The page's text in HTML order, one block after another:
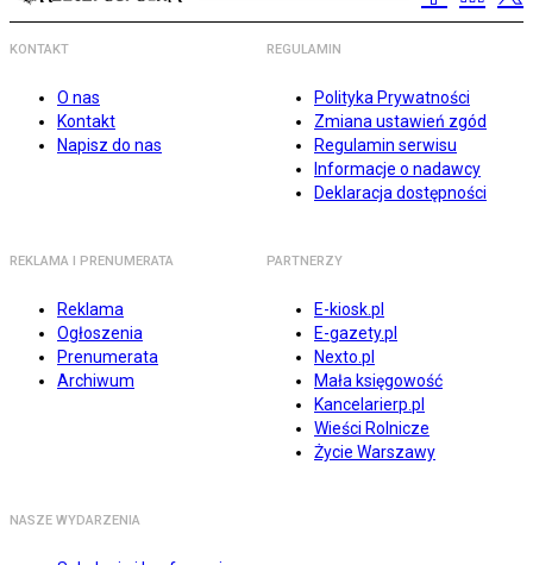
KONTAKT
O nas
Kontakt
Napisz do nas
REGULAMIN
Polityka Prywatności
Zmiana ustawień zgód
Regulamin serwisu
Informacje o nadawcy
Deklaracja dostępności
REKLAMA I PRENUMERATA
Reklama
Ogłoszenia
Prenumerata
Archiwum
PARTNERZY
E-kiosk.pl
E-gazety.pl
Nexto.pl
Mała księgowość
Kancelarierp.pl
Wieści Rolnicze
Życie Warszawy
NASZE WYDARZENIA